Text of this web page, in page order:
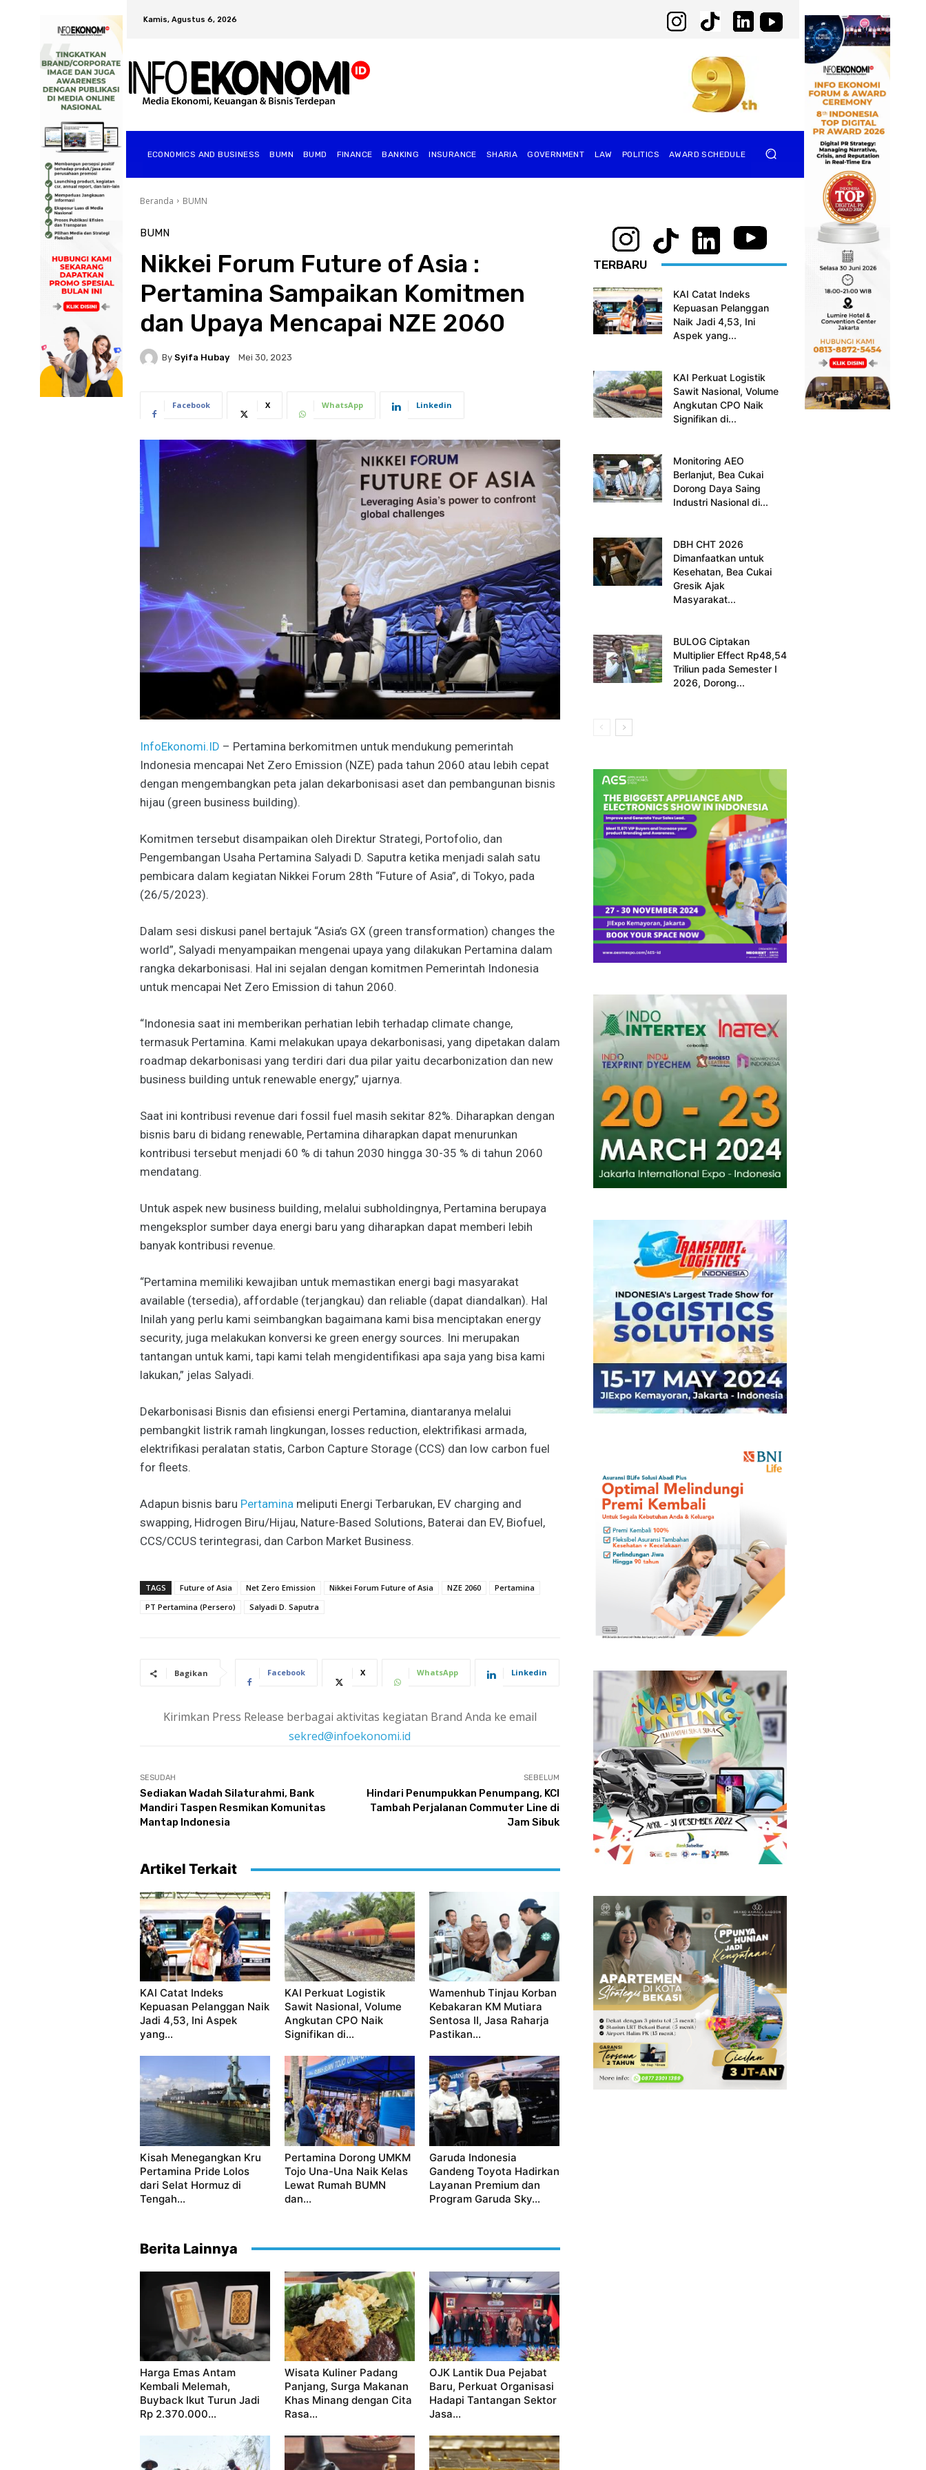
Kamis, Agustus 6, 2026
ECONOMICS AND BUSINESS BUMN BUMD FINANCE BANKING INSURANCE SHARIA GOVERNMENT ⁠LAW POLITICS AWARD SCHEDULE
Beranda BUMN
BUMN
Nikkei Forum Future of Asia :
Pertamina Sampaikan Komitmen
dan Upaya Mencapai NZE 2060
By Syifa Hubay Mei 30, 2023
Facebook X WhatsApp Linkedin
InfoEkonomi.ID – Pertamina berkomitmen untuk mendukung pemerintah
Indonesia mencapai Net Zero Emission (NZE) pada tahun 2060 atau lebih cepat
dengan mengembangkan peta jalan dekarbonisasi aset dan pembangunan bisnis
hijau (green business building).
Komitmen tersebut disampaikan oleh Direktur Strategi, Portofolio, dan
Pengembangan Usaha Pertamina Salyadi D. Saputra ketika menjadi salah satu
pembicara dalam kegiatan Nikkei Forum 28th “Future of Asia”, di Tokyo, pada
(26/5/2023).
Dalam sesi diskusi panel bertajuk “Asia’s GX (green transformation) changes the
world”, Salyadi menyampaikan mengenai upaya yang dilakukan Pertamina dalam
rangka dekarbonisasi. Hal ini sejalan dengan komitmen Pemerintah Indonesia
untuk mencapai Net Zero Emission di tahun 2060.
“Indonesia saat ini memberikan perhatian lebih terhadap climate change,
termasuk Pertamina. Kami melakukan upaya dekarbonisasi, yang dipetakan dalam
roadmap dekarbonisasi yang terdiri dari dua pilar yaitu decarbonization dan new
business building untuk renewable energy,” ujarnya.
Saat ini kontribusi revenue dari fossil fuel masih sekitar 82%. Diharapkan dengan
bisnis baru di bidang renewable, Pertamina diharapkan dapat menurunkan
kontribusi tersebut menjadi 60 % di tahun 2030 hingga 30-35 % di tahun 2060
mendatang.
Untuk aspek new business building, melalui subholdingnya, Pertamina berupaya
mengeksplor sumber daya energi baru yang diharapkan dapat memberi lebih
banyak kontribusi revenue.
“Pertamina memiliki kewajiban untuk memastikan energi bagi masyarakat
available (tersedia), affordable (terjangkau) dan reliable (dapat diandalkan). Hal
Inilah yang perlu kami seimbangkan bagaimana kami bisa menciptakan energy
security, juga melakukan konversi ke green energy sources. Ini merupakan
tantangan untuk kami, tapi kami telah mengidentifikasi apa saja yang bisa kami
lakukan,” jelas Salyadi.
Dekarbonisasi Bisnis dan efisiensi energi Pertamina, diantaranya melalui
pembangkit listrik ramah lingkungan, losses reduction, elektrifikasi armada,
elektrifikasi peralatan statis, Carbon Capture Storage (CCS) dan low carbon fuel
for fleets.
Adapun bisnis baru Pertaminameliputi Energi Terbarukan, EV charging and
swapping, Hidrogen Biru/Hijau, Nature-Based Solutions, Baterai dan EV, Biofuel,
CCS/CCUS terintegrasi, dan Carbon Market Business.
TAGS Future of Asia Net Zero Emission Nikkei Forum Future of Asia NZE 2060
Pertamina
PT Pertamina (Persero)
Salyadi D. Saputra
Bagikan Facebook X WhatsApp Linkedin
Kirimkan Press Release berbagai aktivitas kegiatan Brand Anda ke email
sekred@infoekonomi.id
SESUDAH
Sediakan Wadah Silaturahmi, Bank
Mandiri Taspen Resmikan Komunitas
Mantap Indonesia
SEBELUM
Hindari Penumpukkan Penumpang, KCI
Tambah Perjalanan Commuter Line di
Jam Sibuk
Artikel Terkait
KAI Catat Indeks
Kepuasan Pelanggan Naik
Jadi 4,53, Ini Aspek
yang...
KAI Perkuat Logistik
Sawit Nasional, Volume
Angkutan CPO Naik
Signifikan di...
Wamenhub Tinjau Korban
Kebakaran KM Mutiara
Sentosa II, Jasa Raharja
Pastikan...
Kisah Menegangkan Kru
Pertamina Pride Lolos
dari Selat Hormuz di
Tengah...
Pertamina Dorong UMKM
Tojo Una-Una Naik Kelas
Lewat Rumah BUMN
dan...
Garuda Indonesia
Gandeng Toyota Hadirkan
Layanan Premium dan
Program Garuda Sky...
Berita Lainnya
Harga Emas Antam
Kembali Melemah,
Buyback Ikut Turun Jadi
Rp 2.370.000...
Wisata Kuliner Padang
Panjang, Surga Makanan
Khas Minang dengan Cita
Rasa...
OJK Lantik Dua Pejabat
Baru, Perkuat Organisasi
Hadapi Tantangan Sektor
Jasa...
TERBARU
KAI Catat Indeks
Kepuasan Pelanggan
Naik Jadi 4,53, Ini
Aspek yang...
KAI Perkuat Logistik
Sawit Nasional, Volume
Angkutan CPO Naik
Signifikan di...
Monitoring AEO
Berlanjut, Bea Cukai
Dorong Daya Saing
Industri Nasional di...
DBH CHT 2026
Dimanfaatkan untuk
Kesehatan, Bea Cukai
Gresik Ajak
Masyarakat...
BULOG Ciptakan
Multiplier Effect Rp48,54
Triliun pada Semester I
2026, Dorong...